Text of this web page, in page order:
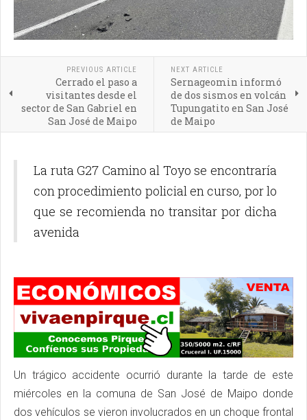
PREVIOUS ARTICLE
Cerrado el paso a
visitantes desde el
sector de San Gabriel en
San José de Maipo
NEXT ARTICLE
Sernageomin informó
de dos sismos en volcán
Tupungatito en San José
de Maipo
La ruta G27 Camino al Toyo se encontraría
con procedimiento policial en curso, por lo
que se recomienda no transitar por dicha
avenida
Un trágico accidente ocurrió durante la tarde de este
miércoles en la comuna de San José de Maipo donde
dos vehículos se vieron involucrados en un choque frontal